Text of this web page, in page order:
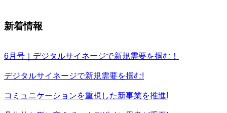
新着情報
6月号｜デジタルサイネージで新規需要を掴む！
デジタルサイネージで新規需要を掴む!
コミュニケーションを重視した新事業を推進!